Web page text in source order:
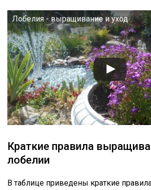
Лобелия - выращивание и уход
Краткие правила
лобелии
В таблице приведены краткие